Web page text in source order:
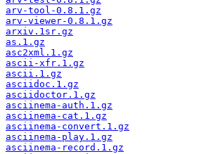
arv-tool-0.8.1.gz
arv-viewer-0.8.1.gz
arxiv.1sr.gz
as.1.gz
asc2xml.1.gz
ascii-xfr.1.gz
ascii.1.gz
asciidoc.1.gz
asciidoctor.1.gz
asciinema-auth.1.gz
asciinema-cat.1.gz
asciinema-convert.1.gz
asciinema-play.1.gz
asciinema-record.1.gz